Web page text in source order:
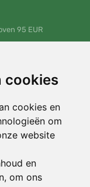
cookies
cookies en
om
website
en
om ons
95 EUR
binnen 90
Lees meer Over